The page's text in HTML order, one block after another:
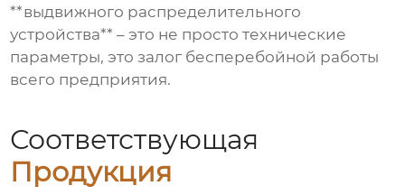
**выдвижного распределительного
устройства** – это не просто технические
параметры, это залог бесперебойной работы
всего предприятия.
Соответствующая
Продукция